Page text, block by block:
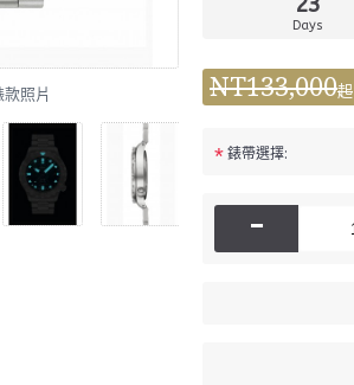
照片
Days
NT133,000起
* 錶帶選擇:
-